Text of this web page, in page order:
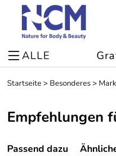
ALLE
Startseite> Besonderes>
Empfehlungen
Passend dazu